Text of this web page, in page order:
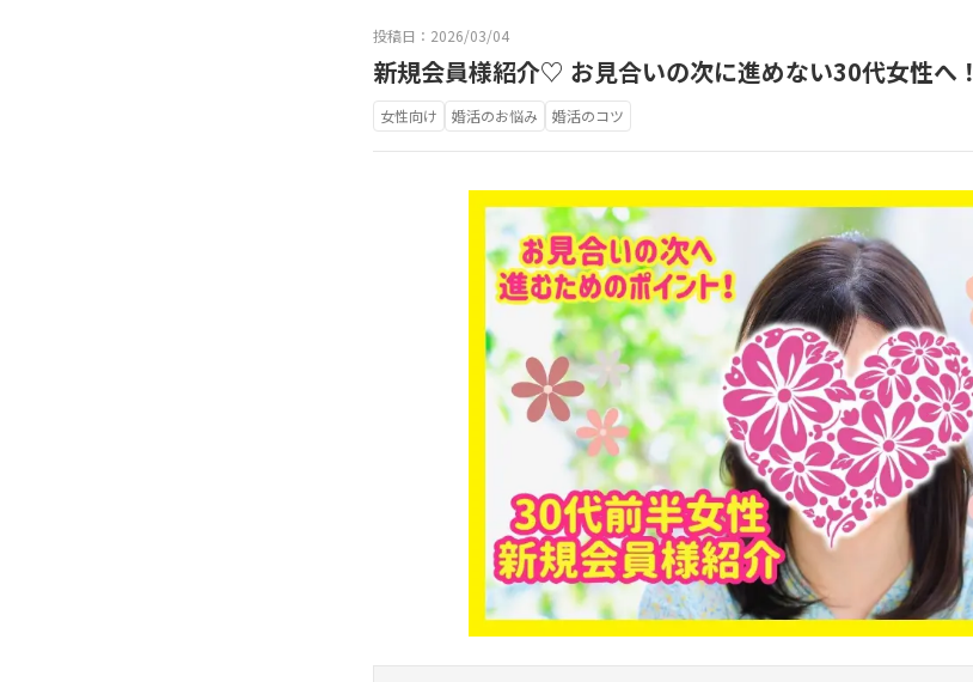
投稿日：2026/03/04
新規会員様紹介♡ お見合いの次に進めない30代女性へ！
女性向け 婚活のお悩み 婚活のコツ